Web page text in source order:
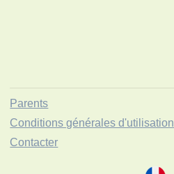
Parents
Conditions générales d'utilisation
Contacter